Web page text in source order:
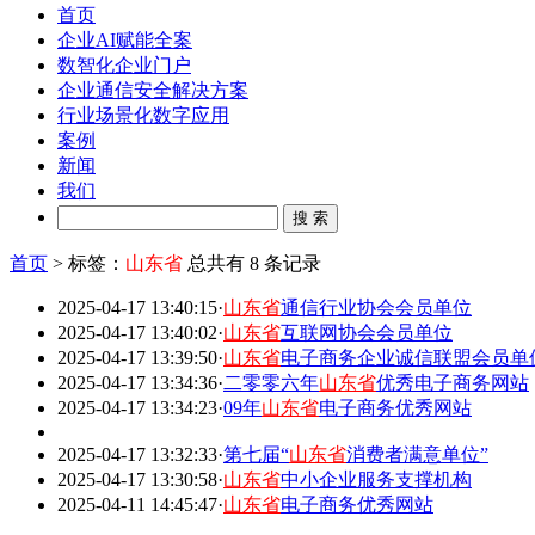
首页
企业AI赋能全案
数智化企业门户
企业通信安全解决方案
行业场景化数字应用
案例
新闻
我们
首页 > 标签： 山东省 总共有 8 条记录
2025-04-17 13:40:15·山东省通信行业协会会员单位
2025-04-17 13:40:02·山东省互联网协会会员单位
2025-04-17 13:39:50·山东省电子商务企业诚信联盟会员单
2025-04-17 13:34:36·二零零六年山东省优秀电子商务网站
2025-04-17 13:34:23·09年山东省电子商务优秀网站
2025-04-17 13:32:33·第七届“山东省消费者满意单位”
2025-04-17 13:30:58·山东省中小企业服务支撑机构
2025-04-11 14:45:47·山东省电子商务优秀网站